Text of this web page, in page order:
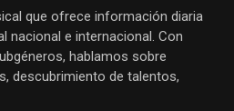
que ofrece información diaria
nacional e internacional. Con
hablamos sobre
descubrimiento de talentos,